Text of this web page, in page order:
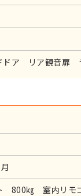
ドア リア観音扉
800㎏ 室内リモ